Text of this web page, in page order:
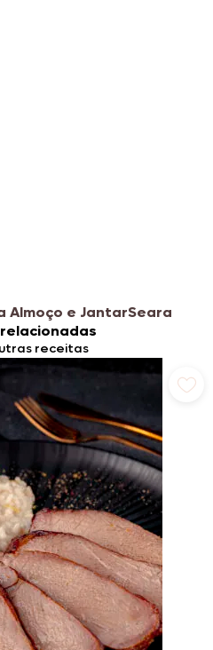
Almoço e JantarSeara
receitas